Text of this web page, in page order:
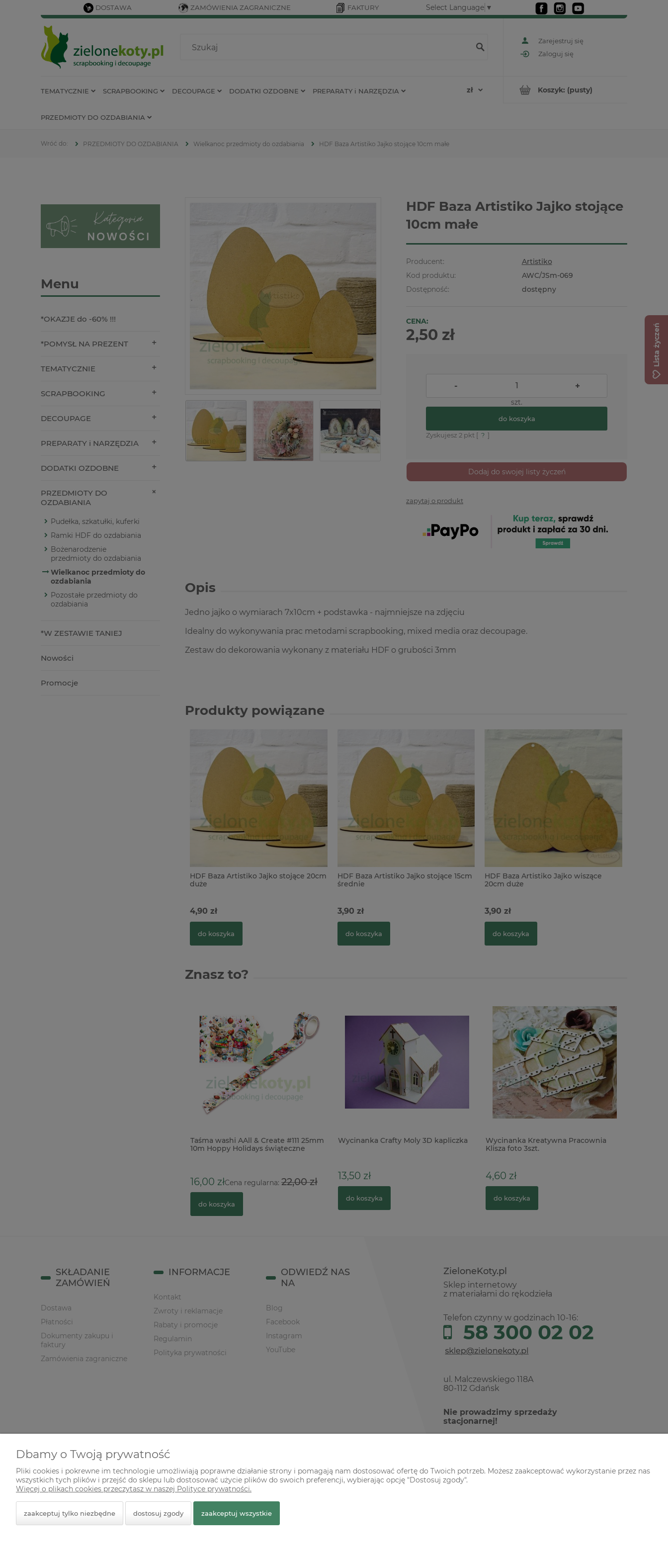
DOSTAWA ZAMÓWIENIA ZAGRANICZNE FAKTURY Select Language ▼
Zarejestruj się
Zaloguj się
Koszyk: (pusty)
TEMATYCZNIE SCRAPBOOKING DECOUPAGE DODATKI OZDOBNE PREPARATY i NARZĘDZIA
PRZEDMIOTY DO OZDABIANIA
PRZEDMIOTY DO OZDABIANIA Wielkanoc przedmioty do ozdabiania HDF Baza Artistiko Jajko stojące 10cm małe
Menu
*OKAZJE do -60% !!!
*POMYSŁ NA PREZENT
TEMATYCZNIE
SCRAPBOOKING
DECOUPAGE
PREPARATY i NARZĘDZIA
DODATKI OZDOBNE
PRZEDMIOTY DO
OZDABIANIA
Pudełka, szkatułki, kuferki
Ramki HDF do ozdabiania
Bożenarodzenie
przedmioty do ozdabiania
Wielkanoc przedmioty do
ozdabiania
Pozostałe przedmioty do
ozdabiania
*W ZESTAWIE TANIEJ
Nowości
Promocje
HDF Baza Artistiko Jajko stojące
10cm małe
Producent:
Artistiko
Kod produktu:
AWC/JSm-069
Dostępność:
dostępny
CENA:
2,50 zł
- +
szt.
do koszyka
Zyskujesz 2 pkt [ ? ]
Dodaj do swojej listy życzeń
zapytaj o produkt
Opis
Jedno jajko o wymiarach 7x10cm + podstawka - najmniejsze na zdjęciu
Idealny do wykonywania prac metodami scrapbooking, mixed media oraz decoupage.
Zestaw do dekorowania wykonany z materiału HDF o grubości 3mm
Produkty powiązane
HDF Baza Artistiko Jajko stojące 20cm
duże
4,90 zł
do koszyka
HDF Baza Artistiko Jajko stojące 15cm
średnie
3,90 zł
do koszyka
HDF Baza Artistiko Jajko wiszące
20cm duże
3,90 zł
do koszyka
Znasz to?
Taśma washi AAll & Create #111 25mm
10m Hoppy Holidays świąteczne
16,00 złCena regularna: 22,00 zł
do koszyka
Wycinanka Crafty Moly 3D kapliczka
13,50 zł
do koszyka
Wycinanka Kreatywna Pracownia
Klisza foto 3szt.
4,60 zł
do koszyka
ZieloneKoty.pl
Sklep internetowy
z materiałami do rękodzieła
Telefon czynny w godzinach 10-16:
58 300 02 02
ul. Malczewskiego 118A
80-112 Gdańsk
Nie prowadzimy sprzedaży
stacjonarnej!
SKŁADANIE
ZAMÓWIEŃ
Dostawa
Płatności
Dokumenty zakupu i
faktury
Zamówienia zagraniczne
INFORMACJE
Kontakt
Zwroty i reklamacje
Rabaty i promocje
Regulamin
Polityka prywatności
ODWIEDŹ NAS
NA
Blog
Facebook
Instagram
YouTube
© 2026 zielonekoty.pl. Wszelkie prawa zastrzeżone.
Dbamy o Twoją prywatność
Pliki cookies i pokrewne im technologie umożliwiają poprawne działanie strony i pomagają nam dostosować ofertę do Twoich potrzeb. Możesz zaakceptować wykorzystanie przez nas
wszystkich tych plików i przejść do sklepu lub dostosować użycie plików do swoich preferencji, wybierając opcję "Dostosuj zgody".
Więcej o plikach cookies przeczytasz w naszej Polityce prywatności.
zaakceptuj tylko niezbędne dostosuj zgody zaakceptuj wszystkie
Lista życzeń